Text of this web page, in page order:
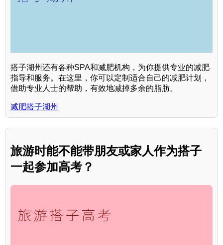
搭子湖州还有各种SPA和减肥机构，为你提供专业的减肥
指导和服务。在这里，你可以定制适合自己的减肥计划，
借助专业人士的帮助，有效地减掉多余的脂肪。
减肥搭子湖州
旅游时能不能带朋友或家人作为搭子
一起参加高考？